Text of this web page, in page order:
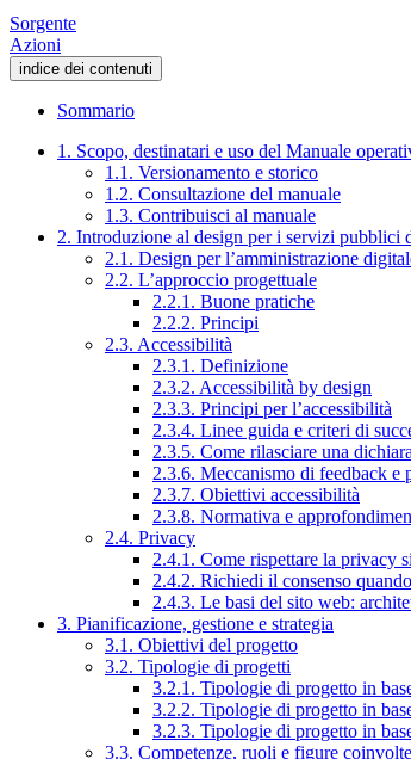
Sorgente
Azioni
indice dei contenuti
Sommario
1. Scopo, destinatari e uso del Manuale
1.1. Versionamento e storico
1.2. Consultazione del manuale
1.3. Contribuisci al manuale
2. Introduzione al design per i servizi pubblici
2.1. Design per l’amministrazione
2.2. L’approccio progettuale
2.2.1. Buone pratiche
2.2.2. Principi
2.3. Accessibilità
2.3.1. Definizione
2.3.2. Accessibilità by design
2.3.3. Principi per l’accessibilità
2.3.4. Linee guida e criteri di
2.3.5. Come rilasciare una
2.3.6. Meccanismo di feedback e
2.3.7. Obiettivi accessibilità
2.3.8. Normativa e
2.4. Privacy
2.4.1. Come rispettare la privacy
2.4.2. Richiedi il consenso
2.4.3. Le basi del sito web:
3. Pianificazione, gestione e strategia
3.1. Obiettivi del progetto
3.2. Tipologie di progetti
3.2.1. Tipologie di progetto in
3.2.2. Tipologie di progetto in
3.2.3. Tipologie di progetto in
3.3. Competenze, ruoli e figure coinvolte